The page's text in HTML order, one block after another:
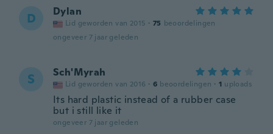
D Dylan
Lid geworden van 2015 · 75 beoordelingen
ongeveer 7 jaar geleden
S Sch'Myrah
Lid geworden van 2016 · 6 beoordelingen · 1 uploads
Its hard plastic instead of a rubber case
but i still like it
ongeveer 7 jaar geleden